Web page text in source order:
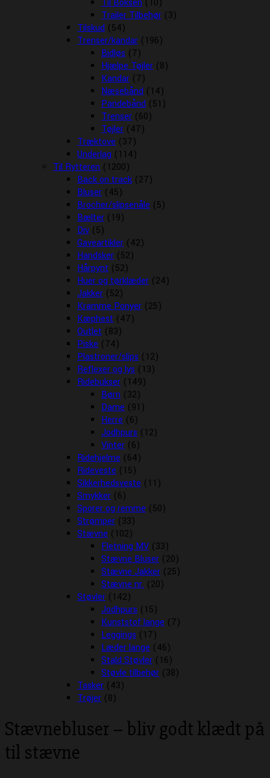
Til Boksen (10)
Trailer Tilbehør (3)
Tilskud (54)
Trenser/kandar (196)
Bidløs (7)
Hjælpe Tøjler (8)
Kandar (7)
Næsebånd (14)
Pandebånd (51)
Trenser (60)
Tøjler (47)
Træktove (37)
Underlag (114)
Til Rytteren (1200)
Back on track (27)
Bluser (45)
Brocher/slipsenåle (5)
Bælter (19)
Div (5)
Gaveartikler (42)
Handsker (52)
Hårpynt (52)
Huer og tørklæder (24)
Jakker (52)
Kramme Ponyer (25)
Kæphest (47)
Outlet (83)
Piske (74)
Plastroner/slips (12)
Reflexer og lys (13)
Ridebukser (149)
Børn (32)
Dame (91)
Herre (6)
Jodhpurs (12)
Vinter (6)
Ridehjelme (64)
Rideveste (15)
Sikkerhedsveste (11)
Smykker (6)
Sporer og remme (50)
Strømper (33)
Stævne (102)
Fletning MV (33)
Stævne Bluser (20)
Stævne Jakker (25)
Stævne nr. (20)
Støvler (142)
Jodhpurs (15)
Kunststof lange (7)
Leggings (17)
Læder lange (46)
Stald Støvler (16)
Støvle tilbehør (38)
Tasker (43)
Trøjer (8)
Stævnebluser – bliv godt klædt på
til stævne